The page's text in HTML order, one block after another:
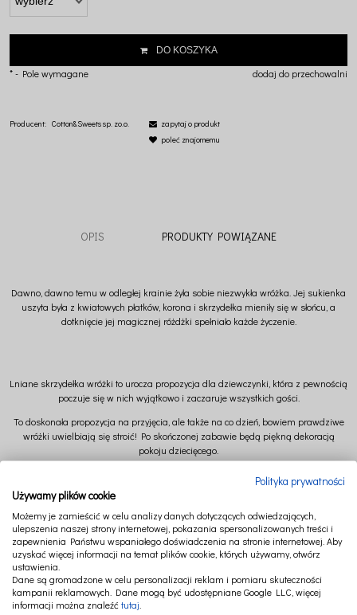
DO KOSZYKA
dodaj do przechowalni
*- Pole wymagane
Producent: Cotton&Sweets sp. zo.o.
zapytaj o produkt
poleć znajomemu
OPIS PRODUKTY POWIĄZANE
Dawno, dawno temu w odległej krainie żyła sobie niezwykła wróżka. Jej sukienka
uszyta była z kwiatowych płatków, korona i skrzydełka mieniły się w słońcu, a
dotknięcie jej magicznej różdżki spełniało każde życzenie.
Lniane skrzydełka wróżki to urocza propozycja dla dziewczynki, która z pewnością
poczuje się w nich wyjątkowo i zaczaruje wszystkich gości.
To doskonała propozycja na przyjęcia, ale także na co dzień, bowiem prawdziwe
wróżki uwielbiają się stroić! Po skończonej zabawie będą piękną dekoracją
pokoju dziecięcego.
Dzięki wiązanym wstążkom łatwo zawiążesz je do ramion dziecka i dostosujesz
Do wyboru kolor dodatków: srebrny lub złoty.
Skład: 100 % Len
Wypełnienie: 100% pianka
Różyczka/ wstążka: 100% poliester
Polityka prywatności
Używamy plików cookie
Możemy je zamieścić w celu analizy danych dotyczących odwiedzających,
ulepszenia naszej strony internetowej, pokazania spersonalizowanych treści i
zapewnienia Państwu wspaniałego doświadczenia na stronie internetowej. Aby
uzyskać więcej informacji na temat plików cookie, których używamy, otwórz
ustawienia.
Dane są gromadzone w celu personalizacji reklam i pomiaru skuteczności
kampanii reklamowych. Dane mogą być udostępniane Google LLC, więcej
informacji można znaleźć tutaj